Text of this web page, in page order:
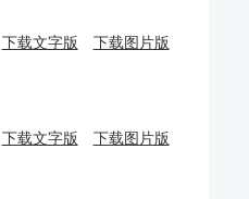
下载文字版
下载图片版
下载文字版
下载图片版